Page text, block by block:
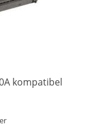
kompatibel